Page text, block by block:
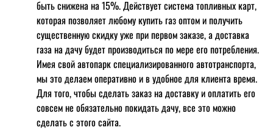
быть снижена на 15%. Действует система топливных карт,
которая позволяет любому купить газ оптом и получить
существенную скидку уже при первом заказе, а доставка
газа на дачу будет производиться по мере его потребления.
Имея свой автопарк специализированного автотранспорта,
мы это делаем оперативно и в удобное для клиента время.
Для того, чтобы сделать заказ на доставку и оплатить его
совсем не обязательно покидать дачу, все это можно
сделать с этого сайта.